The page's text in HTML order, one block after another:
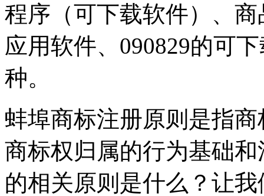
程序（可下载软件）、
应用软件、090829的可
种。
蚌埠商标注册原则是指
商标权归属的行为基础
的相关原则是什么？让